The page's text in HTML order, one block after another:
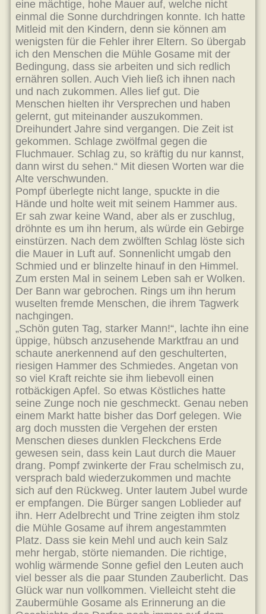
eine mächtige, hohe Mauer auf, welche nicht
einmal die Sonne durchdringen konnte. Ich hatte
Mitleid mit den Kindern, denn sie können am
wenigsten für die Fehler ihrer Eltern. So übergab
ich den Menschen die Mühle Gosame mit der
Bedingung, dass sie arbeiten und sich redlich
ernähren sollen. Auch Vieh ließ ich ihnen nach
und nach zukommen. Alles lief gut. Die
Menschen hielten ihr Versprechen und haben
gelernt, gut miteinander auszukommen.
Dreihundert Jahre sind vergangen. Die Zeit ist
gekommen. Schlage zwölfmal gegen die
Fluchmauer. Schlag zu, so kräftig du nur kannst,
dann wirst du sehen.“ Mit diesen Worten war die
Alte verschwunden.
Pompf überlegte nicht lange, spuckte in die
Hände und holte weit mit seinem Hammer aus.
Er sah zwar keine Wand, aber als er zuschlug,
dröhnte es um ihn herum, als würde ein Gebirge
einstürzen. Nach dem zwölften Schlag löste sich
die Mauer in Luft auf. Sonnenlicht umgab den
Schmied und er blinzelte hinauf in den Himmel.
Zum ersten Mal in seinem Leben sah er Wolken.
Der Bann war gebrochen. Rings um ihn herum
wuselten fremde Menschen, die ihrem Tagwerk
nachgingen.
„Schön guten Tag, starker Mann!“, lachte ihn eine
üppige, hübsch anzusehende Marktfrau an und
schaute anerkennend auf den geschulterten,
riesigen Hammer des Schmiedes. Angetan von
so viel Kraft reichte sie ihm liebevoll einen
rotbäckigen Apfel. So etwas Köstliches hatte
seine Zunge noch nie geschmeckt. Genau neben
einem Markt hatte bisher das Dorf gelegen. Wie
arg doch mussten die Vergehen der ersten
Menschen dieses dunklen Fleckchens Erde
gewesen sein, dass kein Laut durch die Mauer
drang. Pompf zwinkerte der Frau schelmisch zu,
versprach bald wiederzukommen und machte
sich auf den Rückweg. Unter lautem Jubel wurde
er empfangen. Die Bürger sangen Loblieder auf
ihn. Herr Adelbrecht und Trine zeigten ihm stolz
die Mühle Gosame auf ihrem angestammten
Platz. Dass sie kein Mehl und auch kein Salz
mehr hergab, störte niemanden. Die richtige,
wohlig wärmende Sonne gefiel den Leuten auch
viel besser als die paar Stunden Zauberlicht. Das
Glück war nun vollkommen. Vielleicht steht die
Zaubermühle Gosame als Erinnerung an die